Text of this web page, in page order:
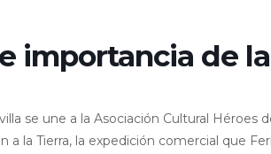
importancia de
se une a la Asociación Cultural Héroes
a la Tierra, la expedición comercial que